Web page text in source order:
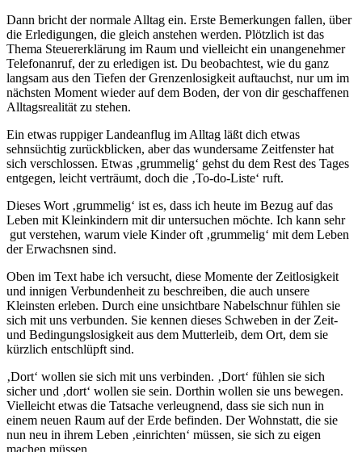
Dann bricht der normale Alltag ein. Erste Bemerkungen fallen, über
die Erledigungen, die gleich anstehen werden. Plötzlich ist das
Thema Steuererklärung im Raum und vielleicht ein unangenehmer
Telefonanruf, der zu erledigen ist. Du beobachtest, wie du ganz
langsam aus den Tiefen der Grenzenlosigkeit auftauchst, nur um im
nächsten Moment wieder auf dem Boden, der von dir geschaffenen
Alltagsrealität zu stehen.
Ein etwas ruppiger Landeanflug im Alltag läßt dich etwas
sehnsüchtig zurückblicken, aber das wundersame Zeitfenster hat
sich verschlossen. Etwas ‚grummelig‘ gehst du dem Rest des Tages
entgegen, leicht verträumt, doch die ‚To-do-Liste‘ ruft.
Dieses Wort ‚grummelig‘ ist es, dass ich heute im Bezug auf das
Leben mit Kleinkindern mit dir untersuchen möchte. Ich kann sehr
gut verstehen, warum viele Kinder oft ‚grummelig‘ mit dem Leben
der Erwachsnen sind.
Oben im Text habe ich versucht, diese Momente der Zeitlosigkeit
und innigen Verbundenheit zu beschreiben, die auch unsere
Kleinsten erleben. Durch eine unsichtbare Nabelschnur fühlen sie
sich mit uns verbunden. Sie kennen dieses Schweben in der Zeit-
und Bedingungslosigkeit aus dem Mutterleib, dem Ort, dem sie
kürzlich entschlüpft sind.
‚Dort‘ wollen sie sich mit uns verbinden. ‚Dort‘ fühlen sie sich
sicher und ‚dort‘ wollen sie sein. Dorthin wollen sie uns bewegen.
Vielleicht etwas die Tatsache verleugnend, dass sie sich nun in
einem neuen Raum auf der Erde befinden. Der Wohnstatt, die sie
nun neu in ihrem Leben ‚einrichten‘ müssen, sie sich zu eigen
machen müssen.